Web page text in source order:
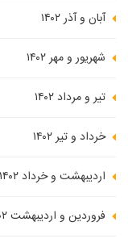
آبان و آذر ۱۴۰۲
شهریور و مهر ۱۴۰۲
تیر و مرداد ۱۴۰۲
خرداد و تیر ۱۴۰۲
اردیبهشت و خرداد ۱۴۰۲
فروردین و اردیبهشت ۱۴۰۲